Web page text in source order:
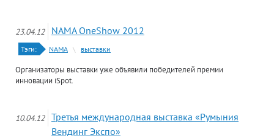
23.04.12 NAMA OneShow 2012
Тэги: NAMA \ выставки
Организаторы выставки уже объявили победителей премии
инновации iSpot.
10.04.12
Третья международная выставка «Румыния
Вендинг Экспо»